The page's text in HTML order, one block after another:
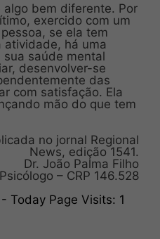
bem diferente. Por
exercido com um
se ela tem
atividade, há uma
sua saúde mental
desenvolver-se
das
com satisfação. Ela
mão do que tem
no jornal Regional
News, edição 1541.
Dr. João Palma Filho
Psicólogo – CRP 146.528
Today Page Visits: 1